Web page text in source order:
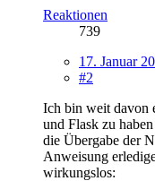
Reaktionen
739
17. Januar
#2
Ich bin weit davon
und Flask zu
die Übergabe der
Anweisung
wirkungslos: